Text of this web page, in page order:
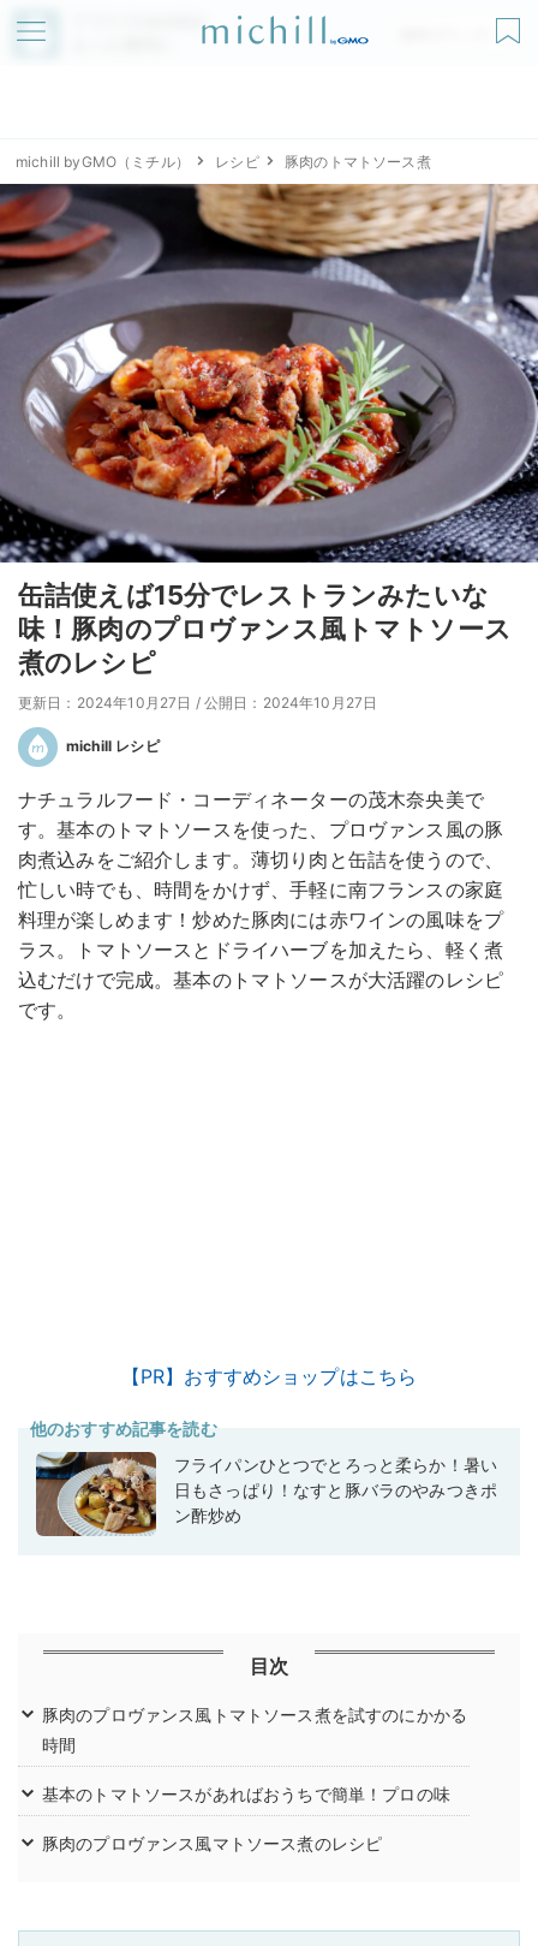
アプリでmichillが
無料ダウンロード
michill byGMO（ミチル） レシピ 豚肉のトマトソース煮
缶詰使えば15分でレストランみたいな
味！豚肉のプロヴァンス風トマトソース
煮のレシピ
更新日：2024年10月27日 / 公開日：2024年10月27日
michill レシピ
ナチュラルフード・コーディネーターの茂木奈央美で
す。基本のトマトソースを使った、プロヴァンス風の豚
肉煮込みをご紹介します。薄切り肉と缶詰を使うので、
忙しい時でも、時間をかけず、手軽に南フランスの家庭
料理が楽しめます！炒めた豚肉には赤ワインの風味をプ
ラス。トマトソースとドライハーブを加えたら、軽く煮
込むだけで完成。基本のトマトソースが大活躍のレシピ
です。
【PR】おすすめショップはこちら
他のおすすめ記事を読む
フライパンひとつでとろっと柔らか！暑い
日もさっぱり！なすと豚バラのやみつきポ
ン酢炒め
目次
豚肉のプロヴァンス風トマトソース煮を試すのにかかる
時間
基本のトマトソースがあればおうちで簡単！プロの味
豚肉のプロヴァンス風マトソース煮のレシピ